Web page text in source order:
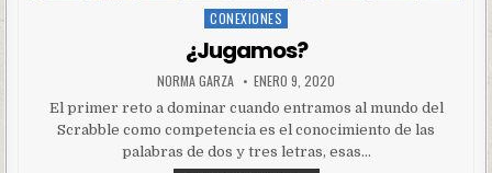
Posted
in
CONEXIONES
¿Jugamos?
NORMA GARZA ENERO 9, 2020
El primer reto a dominar cuando entramos al mundo del
Scrabble como competencia es el conocimiento de las
palabras de dos y tres letras, esas…